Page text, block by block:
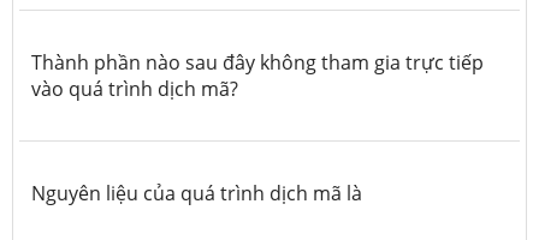
Thành phần nào sau đây không tham gia trực tiếp
vào quá trình dịch mã?
Nguyên liệu của quá trình dịch mã là